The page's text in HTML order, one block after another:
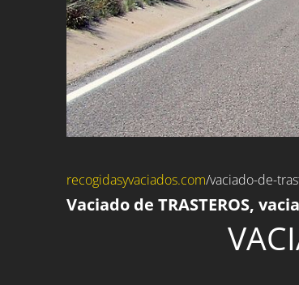
recogidasyvaciados.com/vaciado-de-
Vaciado de TRASTEROS,